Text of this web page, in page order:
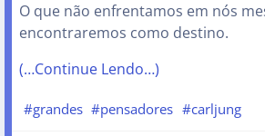
O que não enfrentamos em nós
encontraremos como destino.
(…Continue Lendo…)
#grandes #pensadores #carljung